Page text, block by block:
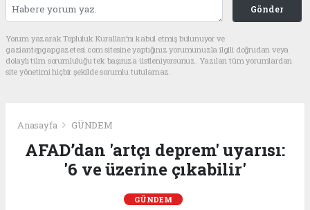
Gönder
Yorum yazarak Topluluk Kuralları’nı kabul etmiş bulunuyor ve
gaziantepgapgazetesi.com sitesine yaptığınız yorumunuzla ilgili doğrudan veya
dolaylı tüm sorumluluğu tek başınıza üstleniyorsunuz. Yazılan tüm yorumlardan
site yönetimi hiçbir şekilde sorumlu tutulamaz.
Anasayfa GÜNDEM
AFAD’dan 'artçı deprem' uyarısı:
'6 ve üzerine çıkabilir'
GÜNDEM